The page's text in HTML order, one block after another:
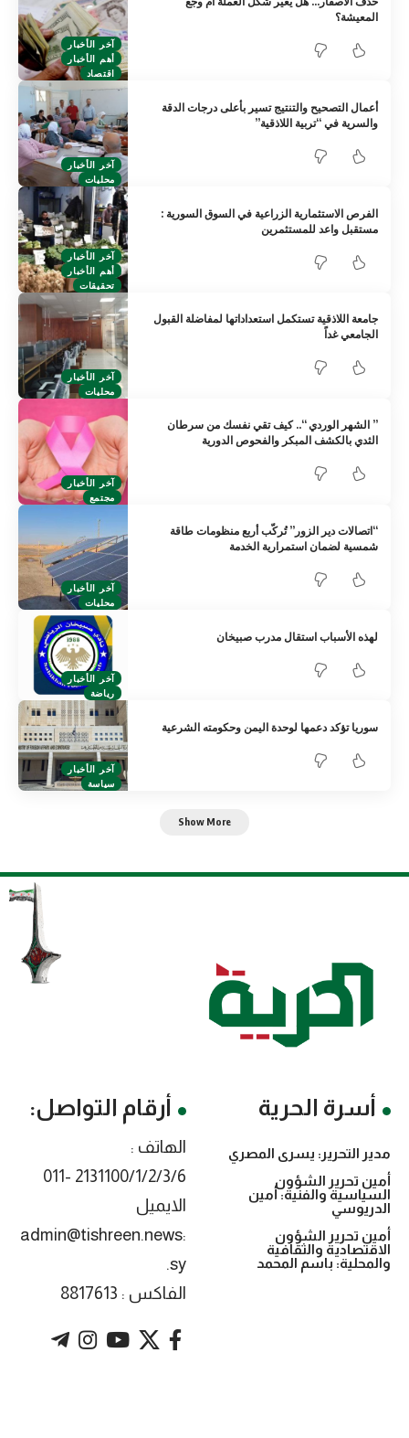
آخر الأخبار
أهم الأخبار
اقتصاد
المعيشة؟
آخر الأخبار
محليات
أعمال التصحيح والتنتيج تسير بأعلى درجات الدقة
والسرية في “تربية اللاذقية”
آخر الأخبار
أهم الأخبار
تحقيقات
الفرص الاستثمارية الزراعية في السوق السورية :
مستقبل واعد للمستثمرين
آخر الأخبار
محليات
جامعة اللاذقية تستكمل استعداداتها لمفاضلة القبول
الجامعي غداً
آخر الأخبار
مجتمع
” الشهر الوردي “.. كيف تقي نفسك من سرطان
الثدي بالكشف المبكر والفحوص الدورية
آخر الأخبار
محليات
“اتصالات دير الزور” تُركّب أربع منظومات طاقة
شمسية لضمان استمرارية الخدمة
آخر الأخبار
رياضة
لهذه الأسباب استقال مدرب صبيخان
آخر الأخبار
سياسة
سوريا تؤكد دعمها لوحدة اليمن وحكومته الشرعية
Show More
أسرة الحرية
مدير التحرير: يسرى المصري
أمين تحرير الشؤون
السياسية والفنية: أمين
الدريوسي
أمين تحرير الشؤون
الاقتصادية والثقافية
والمحلية: باسم المحمد
أرقام التواصل:
الهاتف :
2131100/1/2/3/6 -011
الايميل
:admin@tishreen.news
.sy
الفاكس : 8817613